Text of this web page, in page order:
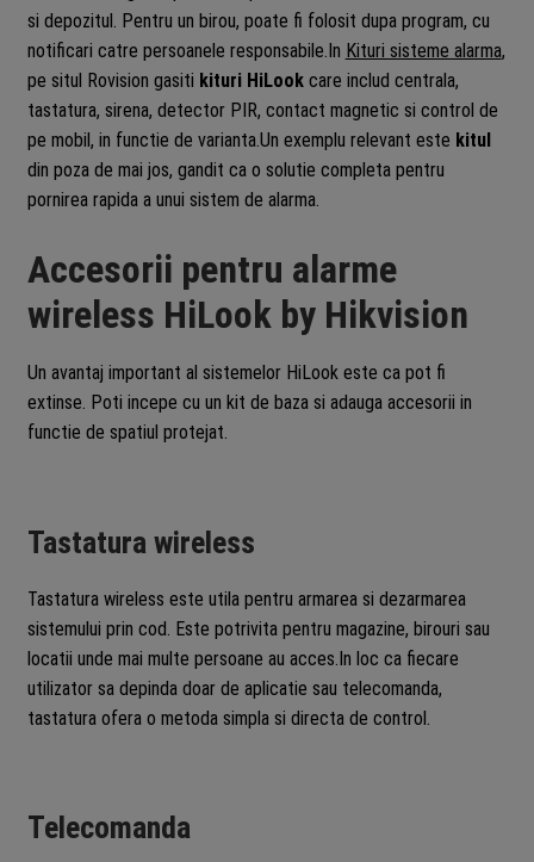
si depozitul. Pentru un birou, poate fi folosit dupa program, cu
notificari catre persoanele responsabile.In Kituri sisteme alarma,
pe situl Rovision gasiti kituri HiLookcare includ centrala,
tastatura, sirena, detector PIR, contact magnetic si control de
pe mobil, in functie de varianta.Un exemplu relevant este kitul
din poza de mai jos, gandit ca o solutie completa pentru
pornirea rapida a unui sistem de alarma.
Accesorii pentru alarme
wireless HiLook by Hikvision
Un avantaj important al sistemelor HiLook este ca pot fi
extinse. Poti incepe cu un kit de baza si adauga accesorii in
functie de spatiul protejat.
Tastatura wireless
Tastatura wireless este utila pentru armarea si dezarmarea
sistemului prin cod. Este potrivita pentru magazine, birouri sau
locatii unde mai multe persoane au acces.In loc ca fiecare
utilizator sa depinda doar de aplicatie sau telecomanda,
tastatura ofera o metoda simpla si directa de control.
Telecomanda